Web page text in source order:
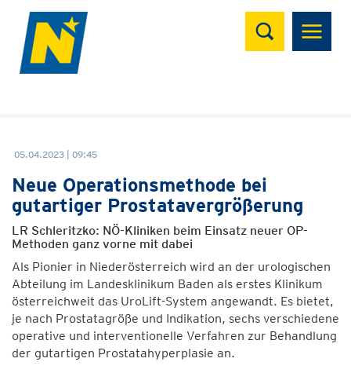
Suchen
05.04.2023 | 09:45
Neue Operationsmethode bei
gutartiger Prostatavergrößerung
LR Schleritzko: NÖ-Kliniken beim Einsatz neuer OP-
Methoden ganz vorne mit dabei
Als Pionier in Niederösterreich wird an der urologischen
Abteilung im Landesklinikum Baden als erstes Klinikum
österreichweit das UroLift-System angewandt. Es bietet,
je nach Prostatagröße und Indikation, sechs verschiedene
operative und interventionelle Verfahren zur Behandlung
der gutartigen Prostatahyperplasie an.